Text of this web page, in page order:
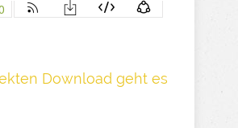
n Download geh t es